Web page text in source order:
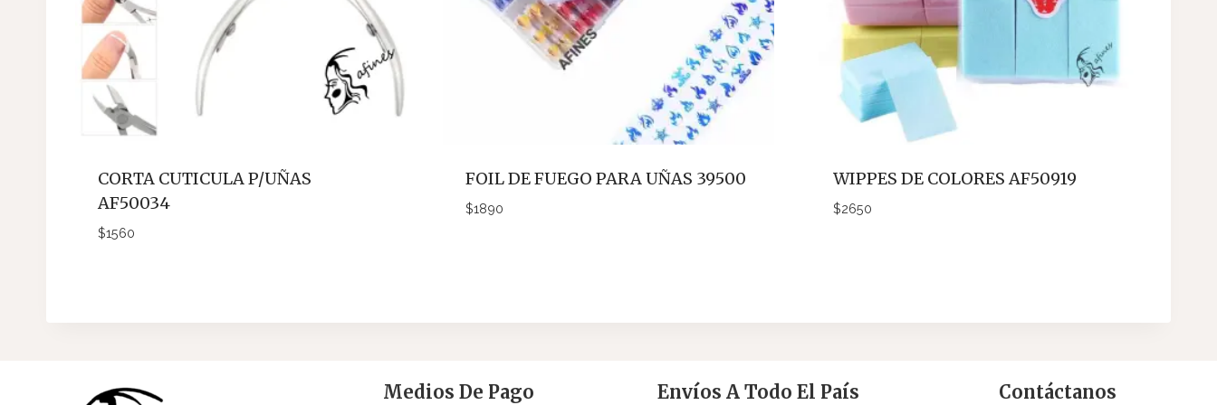
CORTA CUTICULA P/UÑAS
AF50034
$1560
FOIL DE FUEGO PARA UÑAS 39500
$1890
WIPPES DE COLORES AF50919
$2650
Medios De Pago Envíos A Todo El País Contáctanos